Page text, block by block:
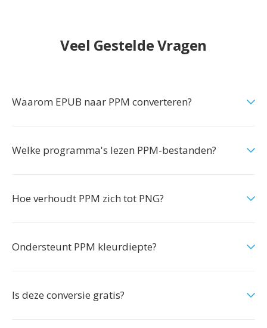
Veel Gestelde Vragen
Waarom EPUB naar PPM converteren?
Welke programma's lezen PPM-bestanden?
Hoe verhoudt PPM zich tot PNG?
Ondersteunt PPM kleurdiepte?
Is deze conversie gratis?